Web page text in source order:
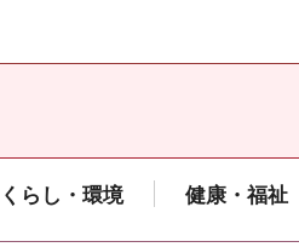
くらし・環境 健康・福祉